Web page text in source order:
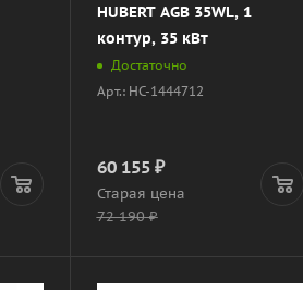
HUBERT AGB 35WL, 1
контур, 35 кВт
Достаточно
Арт.: НС-1444712
60 155₽
Старая цена
72 190₽